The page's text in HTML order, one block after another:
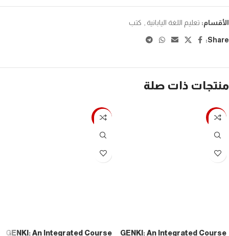
الأقسام: تعليم اللغة اليابانية كتب
Share:
منتجات ذات صلة
-7%
GENKI: An Integrated Course
-7%
GENKI: An Integrated Course